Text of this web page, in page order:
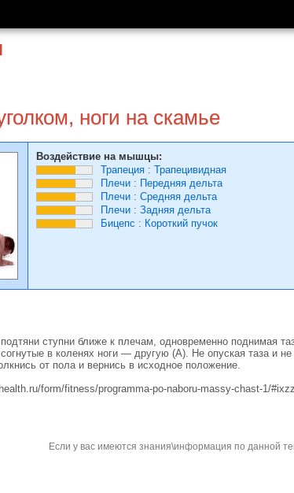
ноги на скамье
Воздействие на мышцы:
Трапеция : Трапецивидная
Плечи : Передняя дельта
Плечи : Средняя дельта
Плечи : Задняя дельта
Бицепс : Короткий пучок
ступни ближе к плечам, одновременно поднимая
в коленях ноги — другую (А). Не опуская таза и
от пола и вернись в исходное положение.
form/fitness/programma-po-naboru-massy-chast-1/
Если у вас имеются знания\информация по данной